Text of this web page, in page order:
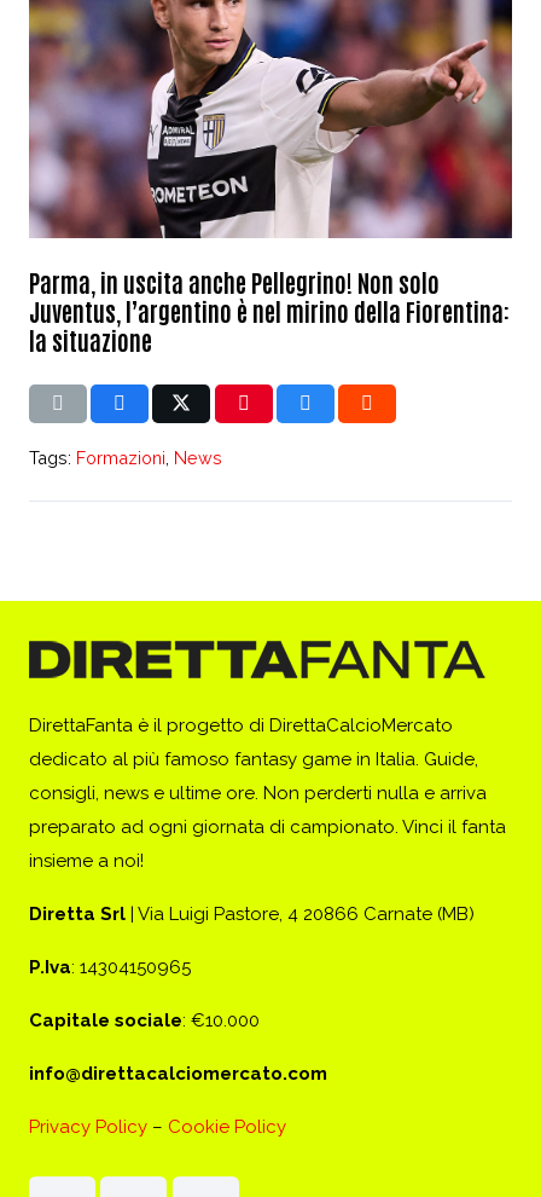
Parma, in uscita anche Pellegrino! Non solo
Juventus, l’argentino è nel mirino della Fiorentina:
la situazione
Tags: Formazioni News
DirettaFanta è il progetto di DirettaCalcioMercato
dedicato al più famoso fantasy game in Italia. Guide,
consigli, news e ultime ore. Non perderti nulla e arriva
preparato ad ogni giornata di campionato. Vinci il fanta
insieme a noi!
Diretta Srl | Via Luigi Pastore, 4 20866 Carnate (MB)
P.Iva: 14304150965
Capitale sociale: €10.000
info@direttacalciomercato.com
Privacy Policy – Cookie Policy